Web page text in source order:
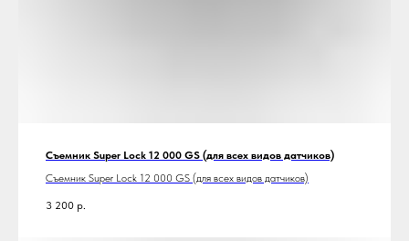
Съемник Super Lock 12 000 GS (для всех видов датчиков)
Съемник Super Lock 12 000 GS (для всех видов датчиков)
3 200 р.